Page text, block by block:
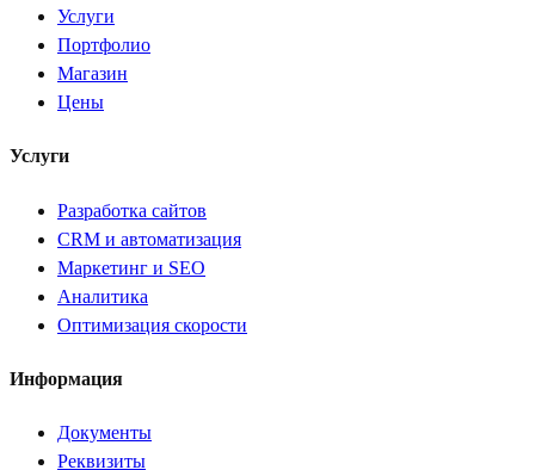
Услуги
Портфолио
Магазин
Цены
Услуги
Разработка сайтов
CRM и автоматизация
Маркетинг и SEO
Аналитика
Оптимизация скорости
Информация
Документы
Реквизиты